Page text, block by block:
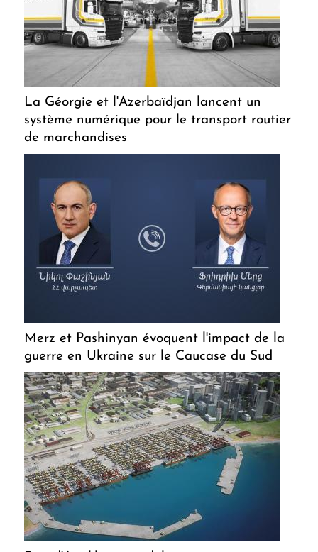
La Géorgie et l'Azerbaïdjan lancent un
système numérique pour le transport routier
de marchandises
Merz et Pashinyan évoquent l'impact de la
guerre en Ukraine sur le Caucase du Sud